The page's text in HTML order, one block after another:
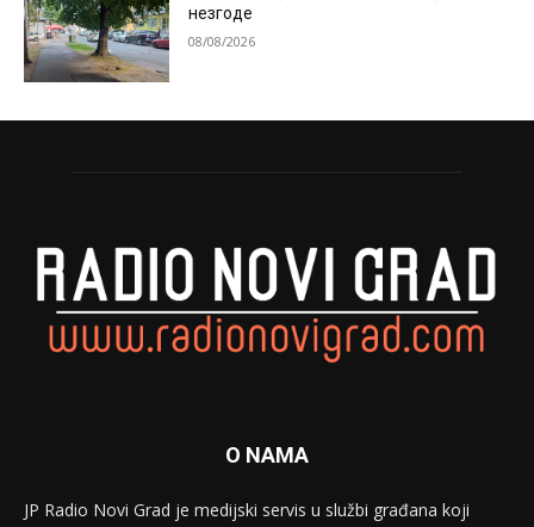
незгоде
08/08/2026
O NAMA
JP Radio Novi Grad je medijski servis u službi građana koji